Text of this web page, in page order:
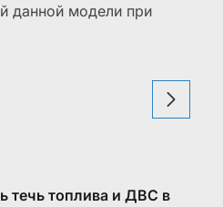
данной модели при
течь топлива и ДВС в